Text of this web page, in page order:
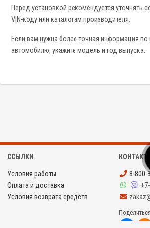
Перед установкой рекомендуется уточнять
VIN-коду или каталогам производителя.
Если вам нужна более точная информация по
автомобилю, укажите модель и год выпуска.
ССЫЛКИ
Условия работы
Оплата и доставка
Условия возврата средств
КОНТАКТЫ
8-800-